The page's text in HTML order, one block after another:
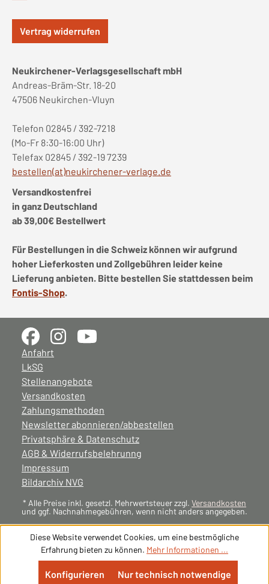
Vertrag widerrufen
Neukirchener-Verlagsgesellschaft mbH
Andreas-Bräm-Str. 18-20
47506 Neukirchen-Vluyn
Telefon 02845 / 392-7218
(Mo-Fr 8:30-16:00 Uhr)
Telefax 02845 / 392-19 7239
bestellen(at)neukirchener-verlage.de
Versandkostenfrei
in ganz Deutschland
ab 39,00€ Bestellwert
Für Bestellungen in die Schweiz können wir aufgrund
hoher Lieferkosten und Zollgebühren leider keine
Lieferung anbieten. Bitte bestellen Sie stattdessen beim
Fontis-Shop.
Anfahrt
LkSG
Stellenangebote
Versandkosten
Zahlungsmethoden
Newsletter abonnieren/abbestellen
Privatsphäre & Datenschutz
AGB & Widerrufsbelehrunng
Impressum
Bildarchiv NVG
* Alle Preise inkl. gesetzl. Mehrwertsteuer zzgl. Versandkosten
und ggf. Nachnahmegebühren, wenn nicht anders angegeben.
Diese Website verwendet Cookies, um eine bestmögliche
Erfahrung bieten zu können. Mehr Informationen ...
Nur technisch notwendige
Konfigurieren